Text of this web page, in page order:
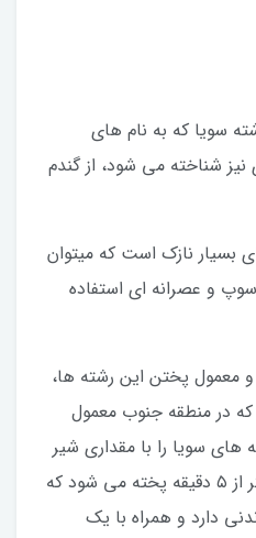
سویا که به نام های
شناخته می شود، از گندم
نازک است که میتوان
و عصرانه ای استفاده
معمول پختن این رشته ها،
در منطقه جنوب معمول
سویا را با مقداری شیر
و شکر و روغن در مدتی کمتر از ۵ دقیقه پخته می شود که
دارد و همراه با یک